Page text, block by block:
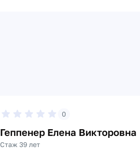
0
Геппенер Елена Викторовна
Стаж 39 лет